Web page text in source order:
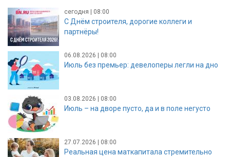
сегодня | 08:00
С Днём строителя, дорогие коллеги и
партнёры!
06.08.2026 | 08:00
Июль без премьер: девелоперы легли на дно
03.08.2026 | 08:00
Июль – на дворе пусто, да и в поле негусто
27.07.2026 | 08:00
Реальная цена маткапитала стремительно